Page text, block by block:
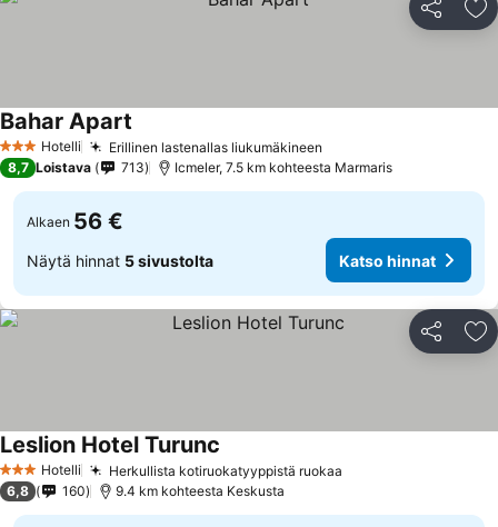
Jaa
3 Tähtiluokitus
Hotelli Erillinen lastenallas liukumäkineen
Bahar Apart
8,7 Loistava 713 Icmeler, 7.5 km kohteesta Marmaris
Alkaen 56 €
Näytä hinnat 5 sivustolta Katso hinnat
Jaa
3 Tähtiluokitus
Hotelli Herkullista kotiruokatyyppistä ruokaa
Leslion Hotel Turunc
6,8 160 9.4 km kohteesta Keskusta